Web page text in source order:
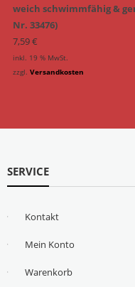
weich schwimmfähig &
Nr. 33476)
7,59€
inkl. 19 % MwSt.
zzgl. Versandkosten
SERVICE
Kontakt
Mein Konto
Warenkorb